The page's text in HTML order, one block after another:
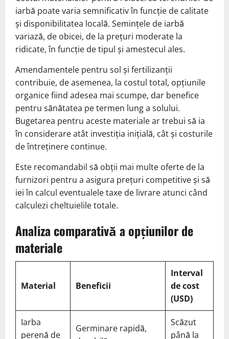
iarbă poate varia semnificativ în funcție de calitate
și disponibilitatea locală. Semințele de iarbă
variază, de obicei, de la prețuri moderate la
ridicate, în funcție de tipul și amestecul ales.
Amendamentele pentru sol și fertilizanții
contribuie, de asemenea, la costul total, opțiunile
organice fiind adesea mai scumpe, dar benefice
pentru sănătatea pe termen lung a solului.
Bugetarea pentru aceste materiale ar trebui să ia
în considerare atât investiția inițială, cât și costurile
de întreținere continue.
Este recomandabil să obții mai multe oferte de la
furnizori pentru a asigura prețuri competitive și să
iei în calcul eventualele taxe de livrare atunci când
calculezi cheltuielile totale.
Analiza comparativă a opțiunilor de
materiale
Material Beneficii
Interval
de cost
(USD)
Iarba
perenă de
Germinare rapidă,
Scăzut
până la